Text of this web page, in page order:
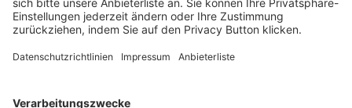
FOLGE DEM BFV